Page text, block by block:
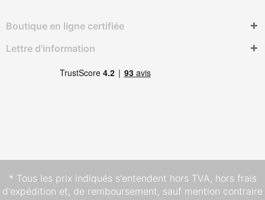
Boutique en ligne certifiée
Lettre d'information
* Tous les prix indiqués s'entendent hors TVA, hors frais
d'expédition et, de remboursement, sauf mention contraire